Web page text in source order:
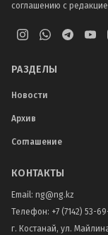
соглашению с
РАЗДЕЛЫ
Новости
Архив
Соглашение
КОНТАКТЫ
Email: ng@ng.kz
Телефон: +7 (7142) 53-
г. Костанай, ул.